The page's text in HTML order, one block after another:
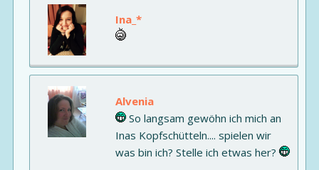
Ina_*
Alvenia
So langsam gewöhn ich mich an
Inas Kopfschütteln.... spielen wir
was bin ich? Stelle ich etwas her?